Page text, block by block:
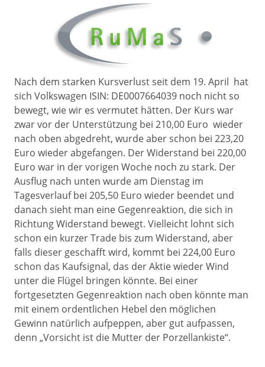
Nach dem starken Kursverlust seit dem 19. April hat
sich Volkswagen ISIN: DE0007664039 noch nicht so
bewegt, wie wir es vermutet hätten. Der Kurs war
zwar vor der Unterstützung bei 210,00 Euro wieder
nach oben abgedreht, wurde aber schon bei 223,20
Euro wieder abgefangen. Der Widerstand bei 220,00
Euro war in der vorigen Woche noch zu stark. Der
Ausflug nach unten wurde am Dienstag im
Tagesverlauf bei 205,50 Euro wieder beendet und
danach sieht man eine Gegenreaktion, die sich in
Richtung Widerstand bewegt. Vielleicht lohnt sich
schon ein kurzer Trade bis zum Widerstand, aber
falls dieser geschafft wird, kommt bei 224,00 Euro
schon das Kaufsignal, das der Aktie wieder Wind
unter die Flügel bringen könnte. Bei einer
fortgesetzten Gegenreaktion nach oben könnte man
mit einem ordentlichen Hebel den möglichen
Gewinn natürlich aufpeppen, aber gut aufpassen,
denn „Vorsicht ist die Mutter der Porzellankiste“.